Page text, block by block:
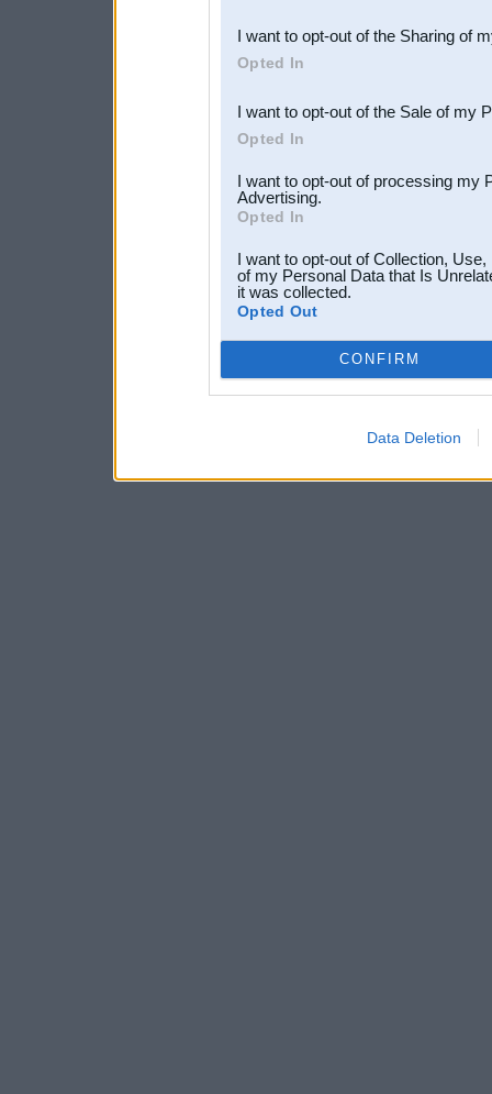
Downstream Participants
third parties.
I want to opt-out of the Sharing of
Opted In
I want to opt-out of the Sale of my
Opted In
I want to opt-out of processing my
Advertising.
Opted In
I want to opt-out of Collection,
of my Personal Data that Is
it was collected.
Opted Out
CONFIRM
Data Deletion